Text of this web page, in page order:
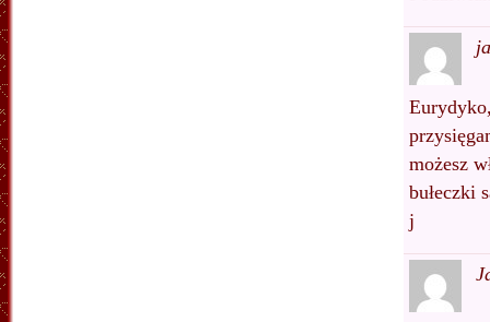
możesz
bułeczki
j